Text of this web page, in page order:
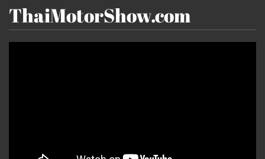
ThaiMotorShow.com